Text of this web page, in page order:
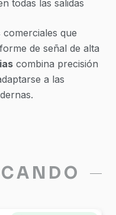
todas las salidas
que
de señal de alta
combina precisión
a las